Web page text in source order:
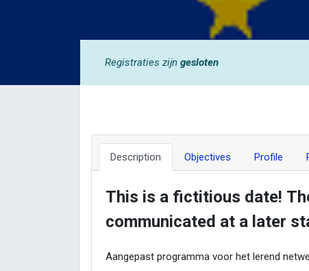
Registraties zijn gesloten
Description Objectives Profile
This is a fictitious date!
communicated at a later
Aangepast programma voor het lerend